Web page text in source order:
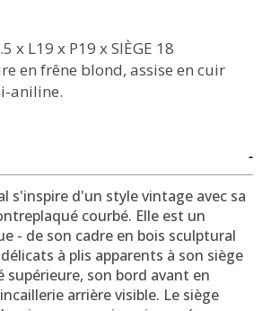
x L19 x P19 x SIÈGE 18
en frêne blond, assise en cuir
aniline.
s'inspire d'un style vintage avec sa
courbé. Elle est un
- de son cadre en bois sculptural
à plis apparents à son siège
supérieure, son bord avant en
arrière visible. Le siège